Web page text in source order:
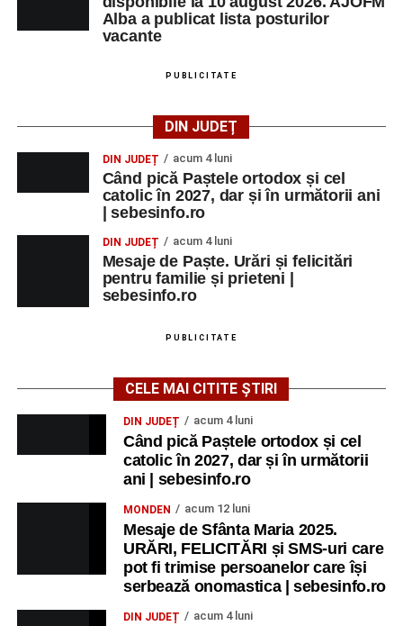
Alba a publicat lista posturilor
vacante
PUBLICITATE
DIN JUDEȚ
DIN JUDEȚ acum 4 luni
Când pică Paștele ortodox și cel
catolic în 2027, dar și în următorii ani
| sebesinfo.ro
DIN JUDEȚ acum 4 luni
Mesaje de Paște. Urări și felicitări
pentru familie și prieteni |
sebesinfo.ro
PUBLICITATE
CELE MAI CITITE ȘTIRI
DIN JUDEȚ acum 4 luni
Când pică Paștele ortodox și cel
catolic în 2027, dar și în următorii
ani | sebesinfo.ro
MONDEN acum 12 luni
Mesaje de Sfânta Maria 2025.
URĂRI, FELICITĂRI și SMS-uri care
pot fi trimise persoanelor care își
serbează onomastica | sebesinfo.ro
DIN JUDEȚ acum 4 luni